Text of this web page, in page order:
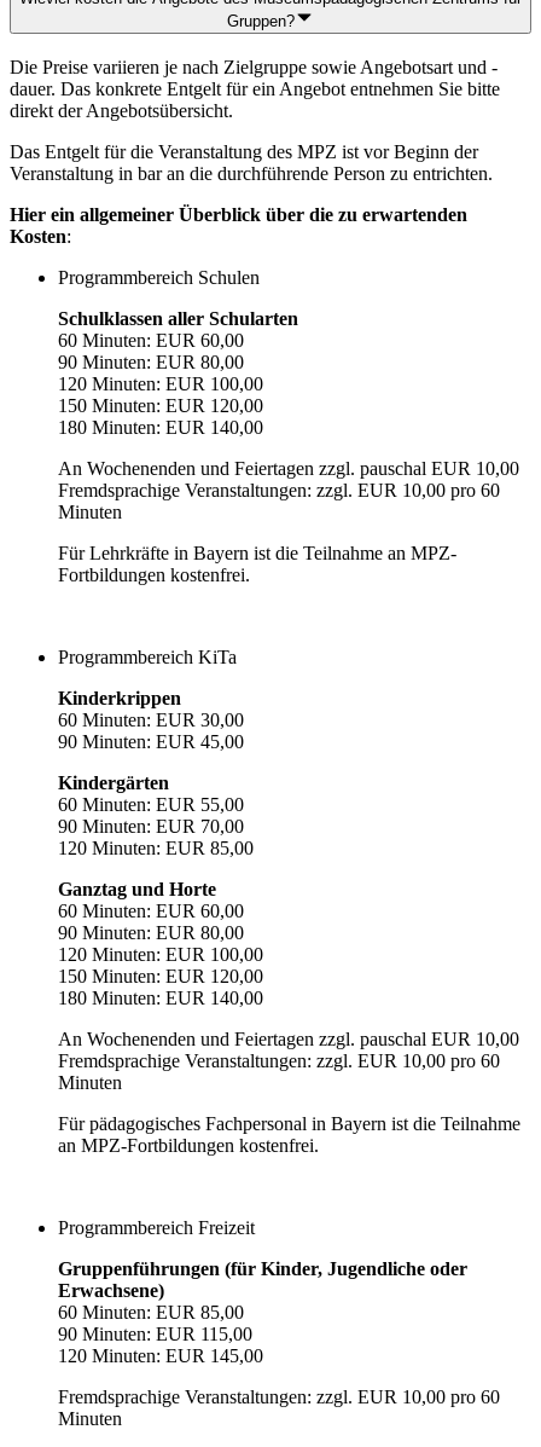
Gruppen?
Die Preise variieren je nach Zielgruppe sowie Angebotsart und -
dauer. Das konkrete Entgelt für ein Angebot entnehmen Sie bitte
direkt der Angebotsübersicht.
Das Entgelt für die Veranstaltung des MPZ ist vor Beginn der
Veranstaltung in bar an die durchführende Person zu entrichten.
Hier ein allgemeiner Überblick über die zu erwartenden
Kosten:
Programmbereich Schulen
Schulklassen aller Schularten
60 Minuten: EUR 60,00
90 Minuten: EUR 80,00
120 Minuten: EUR 100,00
150 Minuten: EUR 120,00
180 Minuten: EUR 140,00
An Wochenenden und Feiertagen zzgl. pauschal EUR 10,00
Fremdsprachige Veranstaltungen: zzgl. EUR 10,00 pro 60
Minuten
Für Lehrkräfte in Bayern ist die Teilnahme an MPZ-
Fortbildungen kostenfrei.
Programmbereich KiTa
Kinderkrippen
60 Minuten: EUR 30,00
90 Minuten: EUR 45,00
Kindergärten
60 Minuten: EUR 55,00
90 Minuten: EUR 70,00
120 Minuten: EUR 85,00
Ganztag und Horte
60 Minuten: EUR 60,00
90 Minuten: EUR 80,00
120 Minuten: EUR 100,00
150 Minuten: EUR 120,00
180 Minuten: EUR 140,00
An Wochenenden und Feiertagen zzgl. pauschal EUR 10,00
Fremdsprachige Veranstaltungen: zzgl. EUR 10,00 pro 60
Minuten
Für pädagogisches Fachpersonal in Bayern ist die Teilnahme
an MPZ-Fortbildungen kostenfrei.
Programmbereich Freizeit
Gruppenführungen (für Kinder, Jugendliche oder
Erwachsene)
60 Minuten: EUR 85,00
90 Minuten: EUR 115,00
120 Minuten: EUR 145,00
Fremdsprachige Veranstaltungen: zzgl. EUR 10,00 pro 60
Minuten